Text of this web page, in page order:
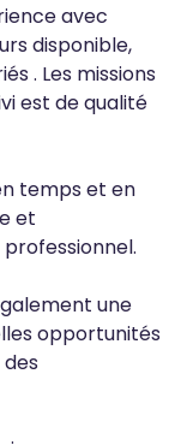
avec
disponible,
. Les missions
est de qualité
temps et en
et
une
opportunités